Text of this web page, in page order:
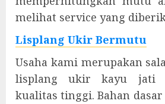
melihat service yang
Lisplang Ukir Bermutu
Usaha kami merupakan
lisplang ukir kayu jati
kualitas tinggi. Bahan